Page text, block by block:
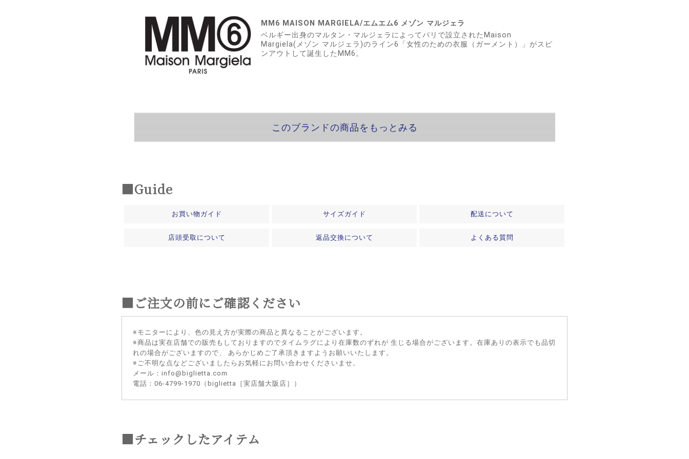
MM6 MAISON MARGIELA/エムエム6 メゾン マルジェラ
ベルギー出身のマルタン・マルジェラによってパリで設立されたMaison
Margiela(メゾン マルジェラ)のライン6「女性のための衣服（ガーメント）」がスピ
ンアウトして誕生したMM6。
このブランドの商品をもっとみる
■Guide
お買い物ガイド サイズガイド 配送について
店頭受取について 返品交換について よくある質問
■ご注文の前にご確認ください
※モニターにより、色の見え方が実際の商品と異なることがございます。
※商品は実在店舗での販売もしておりますのでタイムラグにより在庫数のずれが 生じる場合がございます。在庫ありの表示でも品切
れの場合がございますので、 あらかじめご了承頂きますようお願いいたします。
※ご不明な点などございましたらお気軽にお問い合わせくださいませ。
メール：info@biglietta.com
電話：06-4799-1970（biglietta［実店舗大阪店］）
■チェックしたアイテム